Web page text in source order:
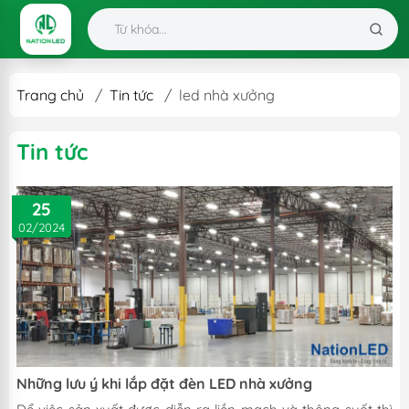
Trang chủ / Tin tức / led nhà xưởng
Tin tức
25
02/2024
Những lưu ý khi lắp đặt đèn LED nhà xưởng